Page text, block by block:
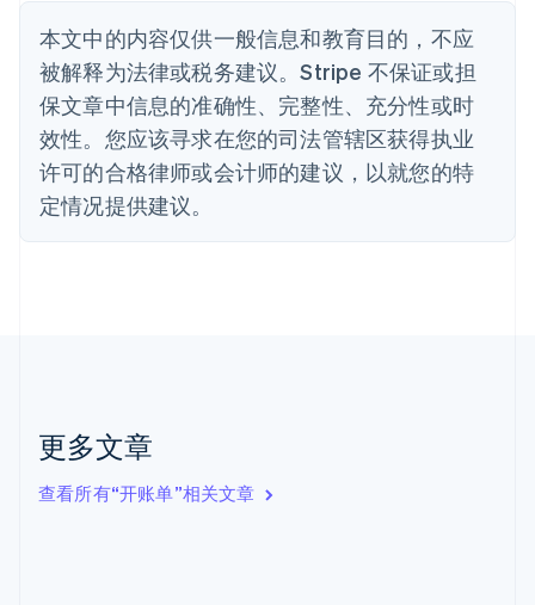
本文中的内容仅供一般信息和教育目的，不应
被解释为法律或税务建议。Stripe 不保证或担
保文章中信息的准确性、完整性、充分性或时
效性。您应该寻求在您的司法管辖区获得执业
许可的合格律师或会计师的建议，以就您的特
定情况提供建议。
更多文章
查看所有“开账单”相关文章
德国
Deutsch English
法国
FrançaisEnglish
芬兰
EnglishSvenska
荷兰
NederlandsEnglish
加拿大
列支敦士登
卢森堡